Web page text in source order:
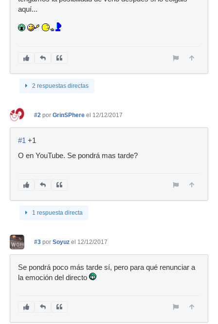
aquí...
2 respuestas directas
#2 por GrinSPhere el 12/12/2017
#1 +1
O en YouTube. Se pondrá mas tarde?
1 respuesta directa
#3 por Soyuz el 12/12/2017
Se pondrá poco más tarde sí, pero para qué renunciar a
la emoción del directo